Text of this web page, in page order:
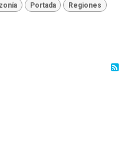
Portada Regiones